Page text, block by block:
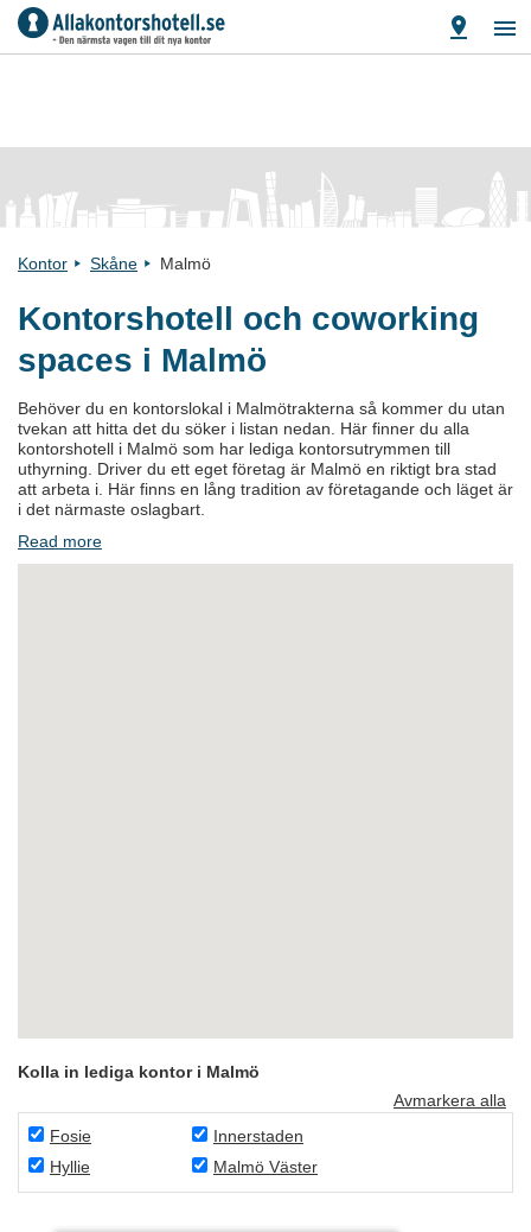
Kontor Skåne Malmö
Kontorshotell och coworking
spaces i Malmö
Behöver du en kontorslokal i Malmötrakterna så kommer du utan
tvekan att hitta det du söker i listan nedan. Här finner du alla
kontorshotell i Malmö som har lediga kontorsutrymmen till
uthyrning. Driver du ett eget företag är Malmö en riktigt bra stad
att arbeta i. Här finns en lång tradition av företagande och läget är
i det närmaste oslagbart.
Read more
Kolla in lediga kontor i Malmö
Avmarkera alla
Fosie
Hyllie
Innerstaden
Malmö Väster